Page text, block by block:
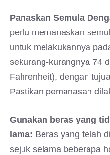
Panaskan Semula
perlu memanaskan
untuk melakukannya
sekurang-kurangnya 74
Fahrenheit), dengan
Pastikan pemanasan
Gunakan beras yang
lama: Beras yang telah
sejuk selama beberapa